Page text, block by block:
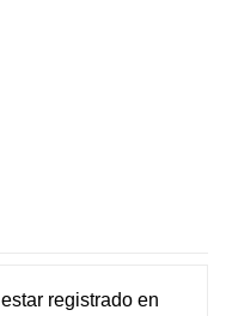
estar registradoen